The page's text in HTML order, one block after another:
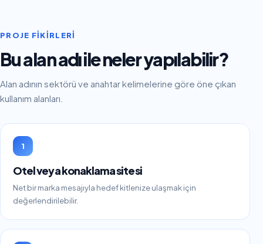
PROJE FIKIRLERI
Bu alan adı ile neler yapılabilir?
Alan adının sektörü ve anahtar kelimelerine göre öne çıkan
kullanım alanları.
1
Otel veya konaklama sitesi
Net bir marka mesajıyla hedef kitlenize ulaşmak için
değerlendirilebilir.